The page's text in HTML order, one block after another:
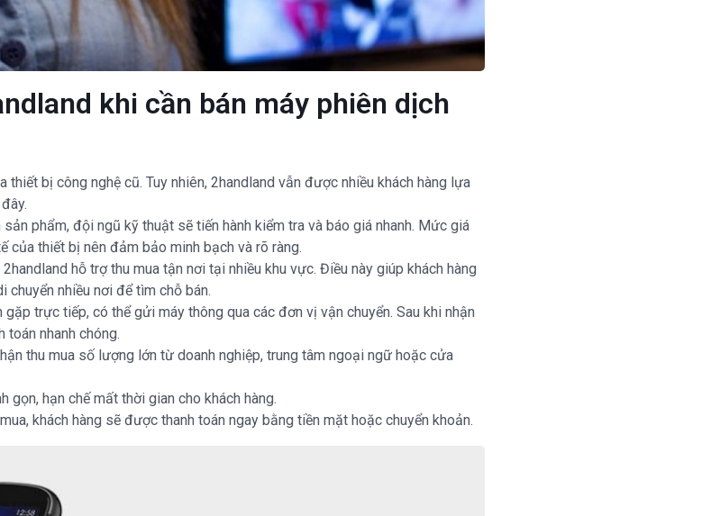
khi cần bán máy phiên dịch
thiết bị công nghệ cũ. Tuy nhiên, 2handland vẫn được nhiều khách hàng lựa
phẩm, đội ngũ kỹ thuật sẽ tiến hành kiểm tra và báo giá nhanh. Mức giá
thiết bị nên đảm bảo minh bạch và rõ ràng.
hỗ trợ thu mua tận nơi tại nhiều khu vực. Điều này giúp khách hàng
nhiều nơi để tìm chỗ bán.
gặp trực tiếp, có thể gửi máy thông qua các đơn vị vận chuyển. Sau khi nhận
toán nhanh chóng.
thu mua số lượng lớn từ doanh nghiệp, trung tâm ngoại ngữ hoặc cửa
gọn, hạn chế mất thời gian cho khách hàng.
khách hàng sẽ được thanh toán ngay bằng tiền mặt hoặc chuyển khoản.